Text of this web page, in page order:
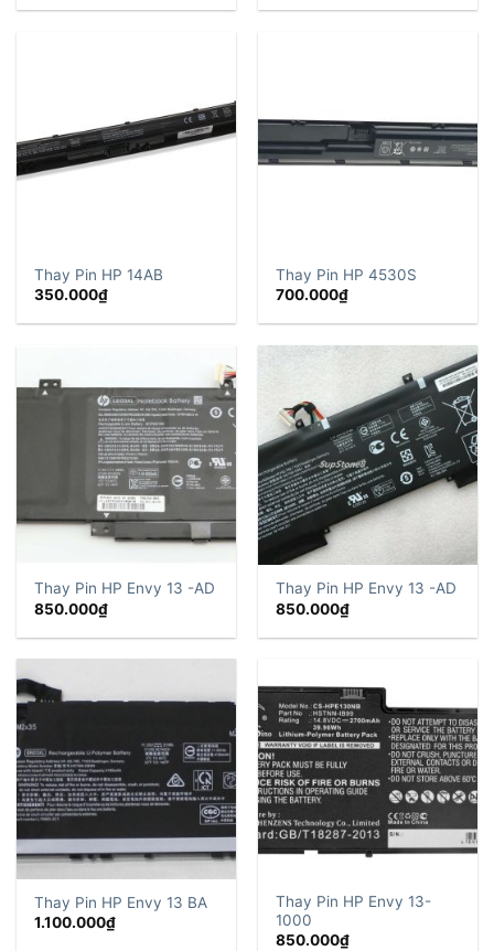
Thay Pin HP 14AB
350.000₫
Thay Pin HP 4530S
700.000₫
Thay Pin HP Envy 13 -AD
850.000₫
Thay Pin HP Envy 13 -AD
850.000₫
Thay Pin HP Envy 13 BA
1.100.000₫
Thay Pin HP Envy 13-
1000
850.000₫